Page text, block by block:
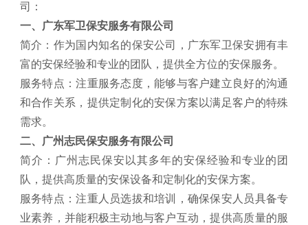
司：
一、广东军卫保安服务有限公司
简介：作为国内知名的保安公司，广东军卫保安拥有丰
富的安保经验和专业的团队，提供全方位的安保服务。
服务特点：注重服务态度，能够与客户建立良好的沟通
和合作关系，提供定制化的安保方案以满足客户的特殊
需求。
二、广州志民保安服务有限公司
简介：广州志民保安以其多年的安保经验和专业的团
队，提供高质量的安保设备和定制化的安保方案。
服务特点：注重人员选拔和培训，确保保安人员具备专
业素养，并能积极主动地与客户互动，提供高质量的服